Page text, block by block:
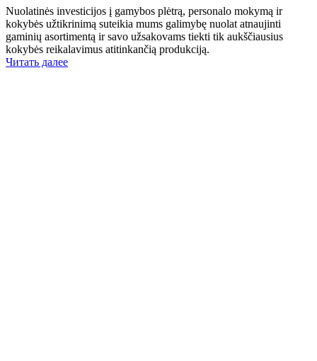
Nuolatinės investicijos į gamybos plėtrą, personalo mokymą ir
kokybės užtikrinimą suteikia mums galimybę nuolat atnaujinti
gaminių asortimentą ir savo užsakovams tiekti tik aukščiausius
kokybės reikalavimus atitinkančią produkciją.
Читать далее